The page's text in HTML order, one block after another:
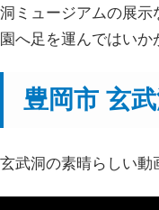
洞ミュージアムの展示
園へ足を運んではいか
豊岡市 玄
玄武洞の素晴らしい動